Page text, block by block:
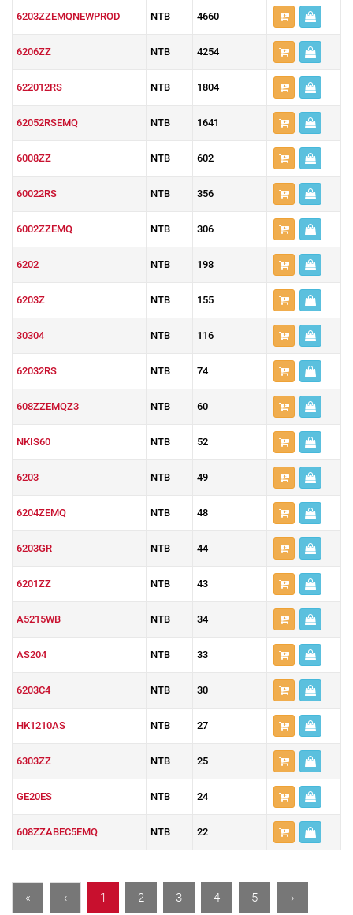
6203ZZEMQNEWPROD NTB 4660
6206ZZ NTB 4254
622012RS NTB 1804
62052RSEMQ NTB 1641
6008ZZ NTB 602
60022RS NTB 356
6002ZZEMQ NTB 306
6202 NTB 198
6203Z NTB 155
30304 NTB 116
62032RS NTB 74
608ZZEMQZ3 NTB 60
NKIS60 NTB 52
6203 NTB 49
6204ZEMQ NTB 48
6203GR NTB 44
6201ZZ NTB 43
A5215WB NTB 34
AS204 NTB 33
6203C4 NTB 30
HK1210AS NTB 27
6303ZZ NTB 25
GE20ES NTB 24
608ZZABEC5EMQ NTB 22
« ‹ 1 2 3 4 5 ›